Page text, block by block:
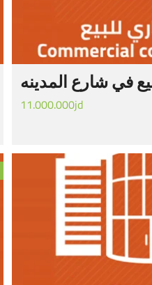
في شارع المدينه
11.000.000jd